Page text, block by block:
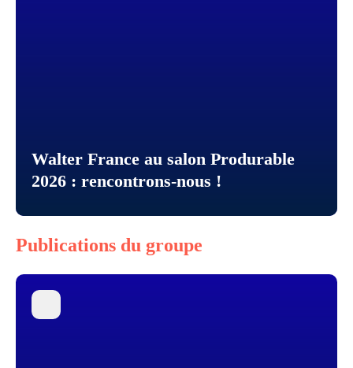
Walter France au salon Produrable
2026 : rencontrons-nous !
Publications du groupe